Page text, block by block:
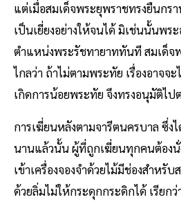
แต่เมื่อสมเด็จพระยุพราชทรงยืนกร
เป็นเยี่ยงอย่างให้จนได้ มิเช่นนั้นพร
ตำแหน่งพระรัชทายาททันที สมเด็จ
ไกลว่า ถ้าไม่ตามพระทัย เรื่องอาจจ
เกิดการน้อยพระทัย จึงทรงอนุมัติไป
การเฆี่ยนหลังตามจารีตนครบาล ซึ่ง
นานแล้วนั้น ผู้ที่ถูกเฆี่ยนทุกคนต้องนั่
เข้าเครื่องจองจำด้วยไม้มีช่องสำหรั
ด้วยลิ่มไม่ให้กระดุกกระดิกได้ เรียกว่